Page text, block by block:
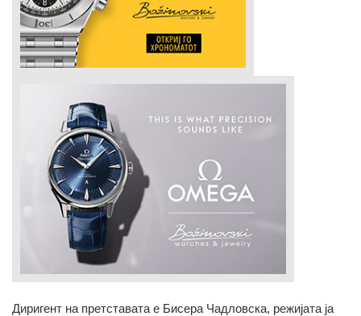
Диригент на претставата е Бисера Чадловска, режијата ја